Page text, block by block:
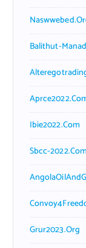
Balithut-
Ibie2022.com
Sbcc-2022.com
Grur2023.org